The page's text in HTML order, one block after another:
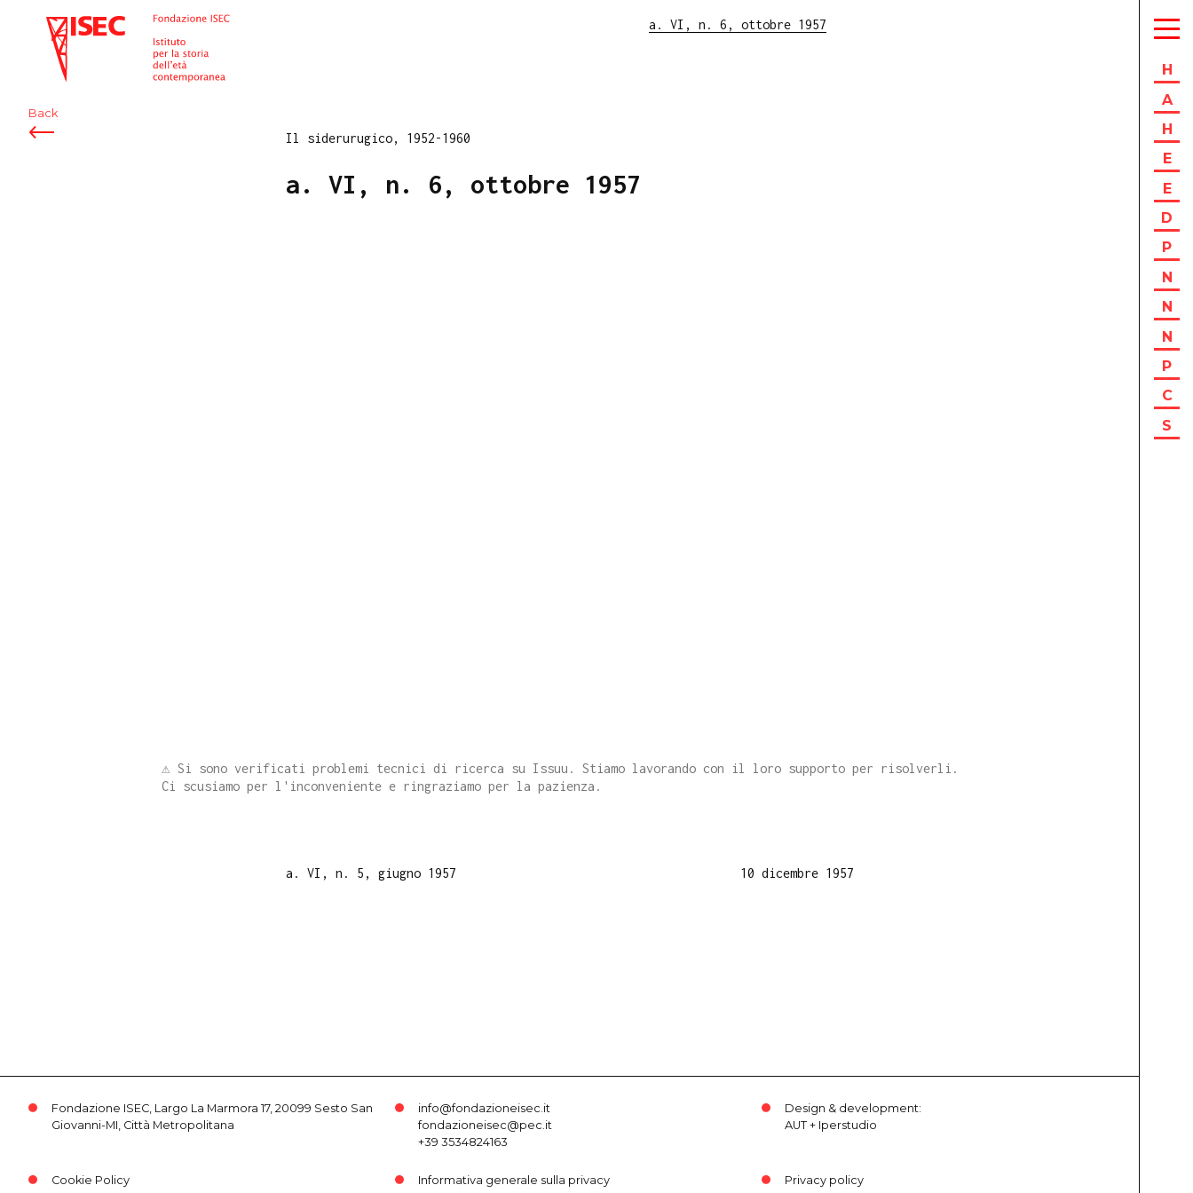
ISEC a. VI, n. 6, ottobre 1957
Back
H
A
H
E
E
D
P
N
N
N
P
C
S
Il siderurugico, 1952-1960
a. VI, n. 6, ottobre 1957
⚠️ Si sono verificati problemi tecnici di ricerca su Issuu. Stiamo lavorando con il loro supporto per risolverli.
Ci scusiamo per l'inconveniente e ringraziamo per la pazienza.
a. VI, n. 5, giugno 1957 10 dicembre 1957
Fondazione ISEC, Largo La Marmora 17, 20099 Sesto San
Giovanni-MI, Città Metropolitana
info@fondazioneisec.it
fondazioneisec@pec.it
+39 3534824163
Design & development:
AUT+ Iperstudio
Cookie Policy Informativa generale sulla privacy Privacy policy